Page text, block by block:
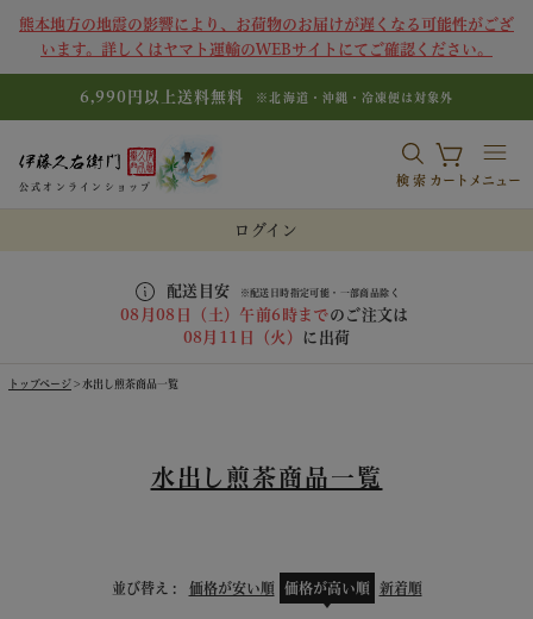
熊本地方の地震の影響により、お荷物のお届けが遅くなる可能性がござ
います。詳しくはヤマト運輸のWEBサイトにてご確認ください。
6,990円以上送料無料 ※北海道・沖縄・冷凍便は対象外
公式オンラインショップ 検索 カート メニュー
ログイン
配送目安 ※配送日時指定可能・一部商品除く
08月08日（土）午前6時までのご注文は
08月11日（火）
に出荷
トップページ 水出し煎茶商品一覧
水出し煎茶商品一覧
並び替え 価格が安い順 価格が高い順 新着順